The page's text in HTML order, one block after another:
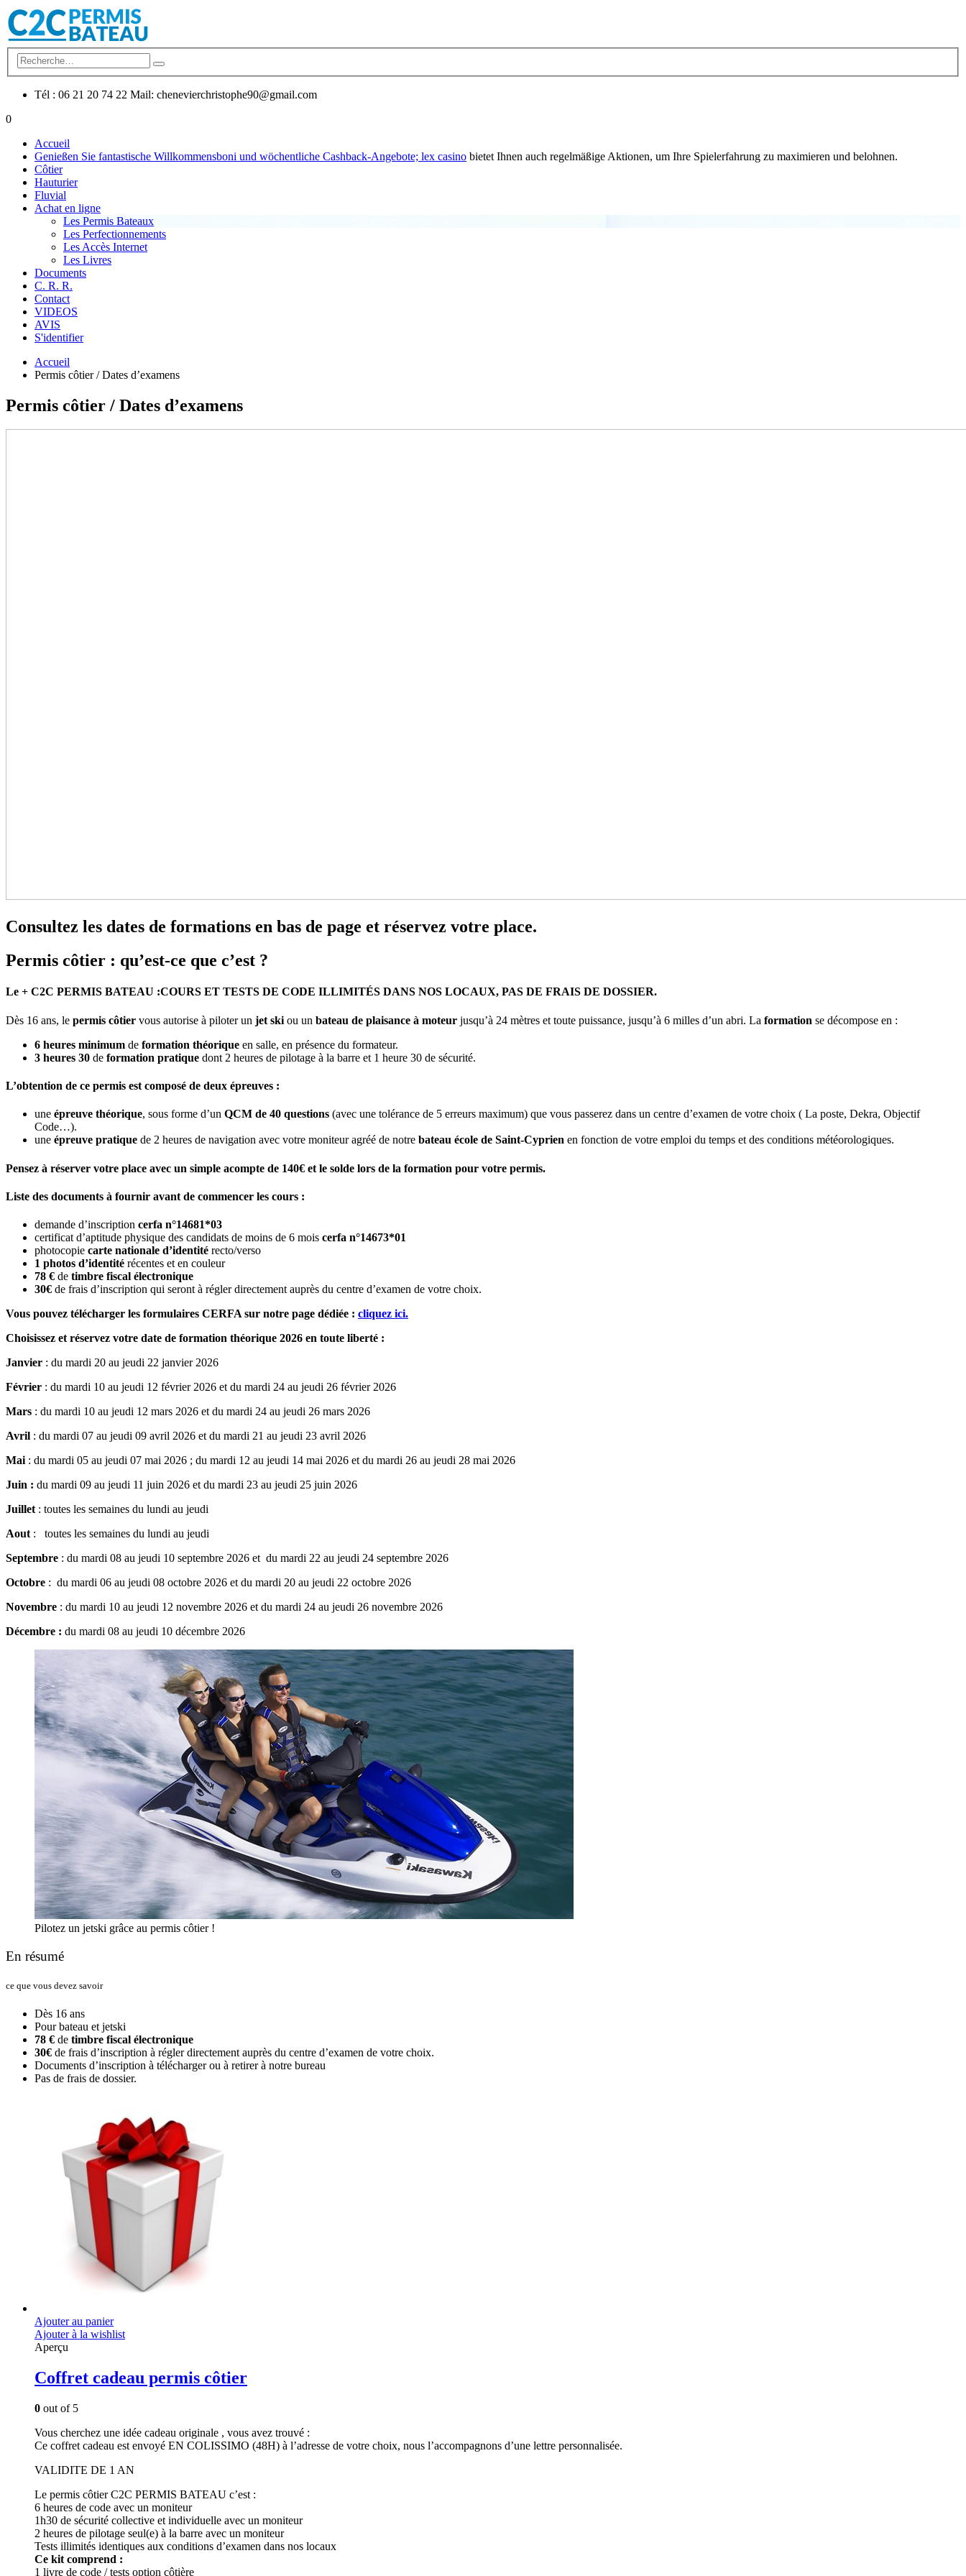
Tél : 06 21 20 74 22 Mail: chenevierchristophe90@gmail.com
0
Accueil
Genießen Sie fantastische Willkommensboni und wöchentliche Cashback-Angebote; lex casino bietet Ihnen auch regelmäßige Aktionen, um Ihre Spielerfahrung zu maximieren und belohnen.
Côtier
Hauturier
Fluvial
Achat en ligne
Les Permis Bateaux
Les Perfectionnements
Les Accès Internet
Les Livres
Documents
C. R. R.
Contact
VIDEOS
AVIS
S'identifier
Accueil
Permis côtier / Dates d’examens
Permis côtier / Dates d’examens
Consultez les dates de formations en bas de page et réservez votre place.
Permis côtier : qu’est-ce que c’est ?
Le + C2C PERMIS BATEAU :COURS ET TESTS DE CODE ILLIMITÉS DANS NOS LOCAUX, PAS DE FRAIS DE DOSSIER.
Dès 16 ans, le permis côtier vous autorise à piloter un jet ski ou un bateau de plaisance à moteur jusqu’à 24 mètres et toute puissance, jusqu’à 6 milles d’un abri. La formation se décompose en :
6 heures minimum de formation théorique en salle, en présence du formateur.
3 heures 30 de formation pratique dont 2 heures de pilotage à la barre et 1 heure 30 de sécurité.
L’obtention de ce permis est composé de deux épreuves :
une épreuve théorique, sous forme d’un QCM de 40 questions (avec une tolérance de 5 erreurs maximum) que vous passerez dans un centre d’examen de votre choix ( La poste, Dekra, Objectif
Code…).
une épreuve pratique de 2 heures de navigation avec votre moniteur agréé de notre bateau école de Saint-Cyprien en fonction de votre emploi du temps et des conditions météorologiques.
Pensez à réserver votre place avec un simple acompte de 140€ et le solde lors de la formation pour votre permis.
Liste des documents à fournir avant de commencer les cours :
demande d’inscription cerfa n°14681*03
certificat d’aptitude physique des candidats de moins de 6 mois cerfa n°14673*01
photocopie carte nationale d’identité recto/verso
1 photos d’identité récentes et en couleur
78 € de timbre fiscal électronique
30€ de frais d’inscription qui seront à régler directement auprès du centre d’examen de votre choix.
Vous pouvez télécharger les formulaires CERFA sur notre page dédiée : cliquez ici.
Choisissez et réservez votre date de formation théorique 2026 en toute liberté :
Janvier : du mardi 20 au jeudi 22 janvier 2026
Février : du mardi 10 au jeudi 12 février 2026 et du mardi 24 au jeudi 26 février 2026
Mars : du mardi 10 au jeudi 12 mars 2026 et du mardi 24 au jeudi 26 mars 2026
Avril : du mardi 07 au jeudi 09 avril 2026 et du mardi 21 au jeudi 23 avril 2026
Mai : du mardi 05 au jeudi 07 mai 2026 ; du mardi 12 au jeudi 14 mai 2026 et du mardi 26 au jeudi 28 mai 2026
Juin : du mardi 09 au jeudi 11 juin 2026 et du mardi 23 au jeudi 25 juin 2026
Juillet : toutes les semaines du lundi au jeudi
Aout : toutes les semaines du lundi au jeudi
Septembre : du mardi 08 au jeudi 10 septembre 2026 et du mardi 22 au jeudi 24 septembre 2026
Octobre : du mardi 06 au jeudi 08 octobre 2026 et du mardi 20 au jeudi 22 octobre 2026
Novembre : du mardi 10 au jeudi 12 novembre 2026 et du mardi 24 au jeudi 26 novembre 2026
Décembre : du mardi 08 au jeudi 10 décembre 2026
Pilotez un jetski grâce au permis côtier !
En résumé
ce que vous devez savoir
Dès 16 ans
Pour bateau et jetski
78 € de timbre fiscal électronique
30€ de frais d’inscription à régler directement auprès du centre d’examen de votre choix.
Documents d’inscription à télécharger ou à retirer à notre bureau
Pas de frais de dossier.
Ajouter au panier
Ajouter à la wishlist
Aperçu
Coffret cadeau permis côtier
0 out of 5
Vous cherchez une idée cadeau originale , vous avez trouvé :
Ce coffret cadeau est envoyé EN COLISSIMO (48H) à l’adresse de votre choix, nous l’accompagnons d’une lettre personnalisée.
VALIDITE DE 1 AN
Le permis côtier C2C PERMIS BATEAU c’est :
6 heures de code avec un moniteur
1h30 de sécurité collective et individuelle avec un moniteur
2 heures de pilotage seul(e) à la barre avec un moniteur
Tests illimités identiques aux conditions d’examen dans nos locaux
Ce kit comprend :
1 livre de code / tests option côtière